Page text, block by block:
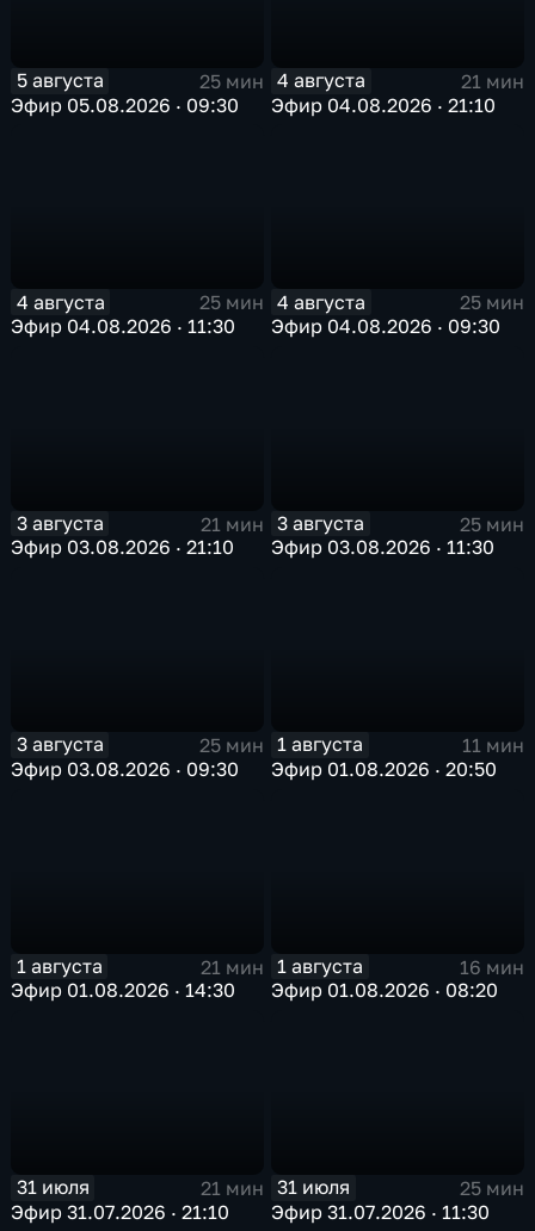
5 августа
25 мин
Эфир 05.08.2026 · 09:30
4 августа
21 мин
Эфир 04.08.2026 · 21:10
4 августа
25 мин
Эфир 04.08.2026 · 11:30
4 августа
25 мин
Эфир 04.08.2026 · 09:30
3 августа
21 мин
Эфир 03.08.2026 · 21:10
3 августа
25 мин
Эфир 03.08.2026 · 11:30
3 августа
25 мин
Эфир 03.08.2026 · 09:30
1 августа
11 мин
Эфир 01.08.2026 · 20:50
1 августа
21 мин
Эфир 01.08.2026 · 14:30
1 августа
16 мин
Эфир 01.08.2026 · 08:20
31 июля
21 мин
Эфир 31.07.2026 · 21:10
31 июля
25 мин
Эфир 31.07.2026 · 11:30